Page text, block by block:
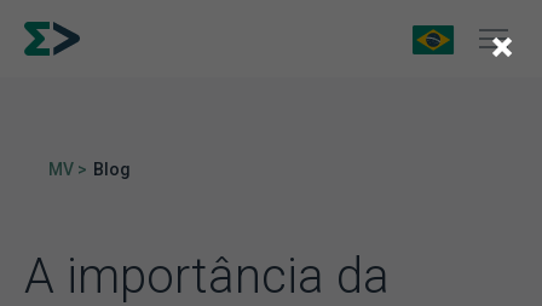
MV > Blog
A importância da
×